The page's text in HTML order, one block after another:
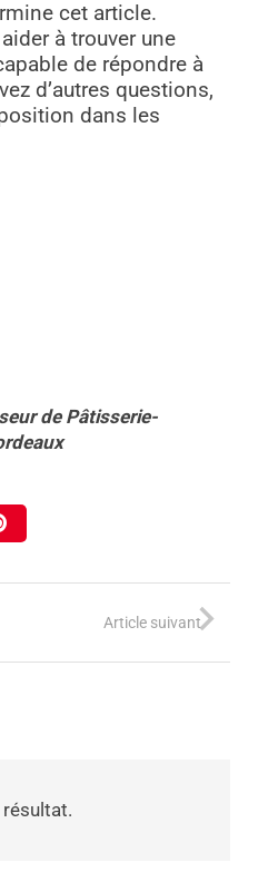
cet article.
à trouver une
de répondre à
d’autres questions,
dans les
de Pâtisserie-
Article suivant